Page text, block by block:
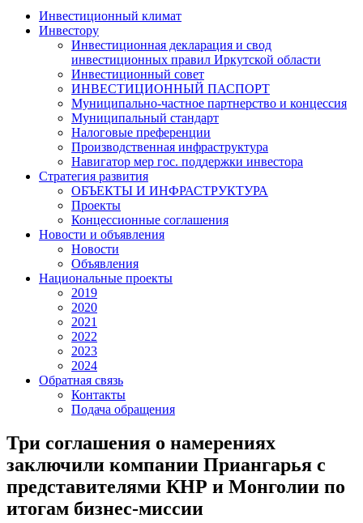
Инвестиционный климат
Инвестору
Инвестиционная декларация и свод
инвестиционных правил Иркутской области
Инвестиционный совет
ИНВЕСТИЦИОННЫЙ ПАСПОРТ
Муниципально-частное партнерство и концессия
Муниципальный стандарт
Налоговые преференции
Производственная инфраструктура
Навигатор мер гос. поддержки инвестора
Стратегия развития
ОБЪЕКТЫ И ИНФРАСТРУКТУРА
Проекты
Концессионные соглашения
Новости и объявления
Новости
Объявления
Национальные проекты
2019
2020
2021
2022
2023
2024
Обратная связь
Контакты
Подача обращения
Три соглашения о намерениях
заключили компании Приангарья с
представителями КНР и Монголии по
итогам бизнес-миссии